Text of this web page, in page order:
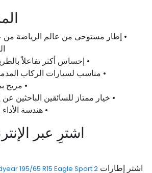
• إحساس أكثر تفاعلاً
• مناسب لسيارات الركاب
• مريح
• خيار ممتاز للسائقين الباحثين
• هندسة
اشترِ عبر
اشترِ إطارات 195/65 R15 Eagle Sport 2